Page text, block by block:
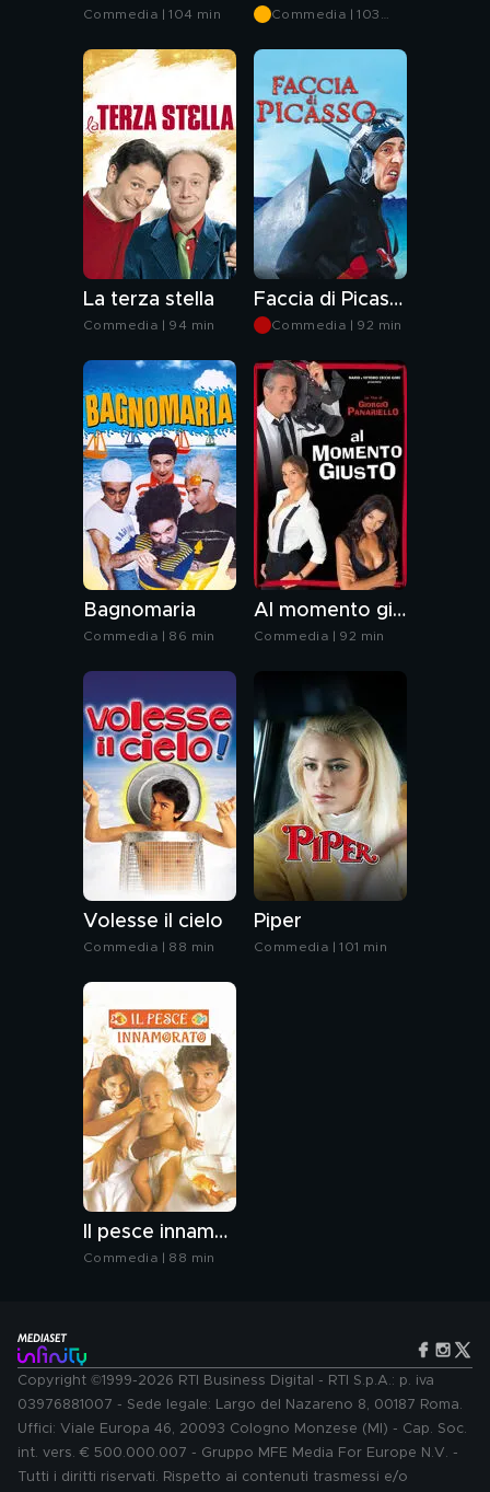
Commedia | 104 min
Commedia | 103
La terza stella
Commedia | 94 min
Faccia di Picasso
Commedia | 92 min
Bagnomaria
Commedia | 86 min
Al momento giusto
Commedia | 92 min
Volesse il cielo
Commedia | 88 min
Piper
Commedia | 101 min
Il pesce innamorato
Commedia | 88 min
Copyright ©1999-2026 RTI Business Digital - RTI S.p.A.: p. iva
03976881007 - Sede legale: Largo del Nazareno 8, 00187 Roma.
Uffici: Viale Europa 46, 20093 Cologno Monzese (MI) - Cap. Soc.
int. vers. € 500.000.007 - Gruppo MFE Media For Europe N.V. -
Tutti i diritti riservati. Rispetto ai contenuti trasmessi e/o